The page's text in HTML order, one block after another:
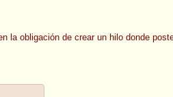
la obligación de crear un hilo donde